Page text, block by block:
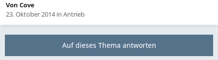
Von Cove
23. Oktober 2014in Antrieb
Auf dieses Thema antworten